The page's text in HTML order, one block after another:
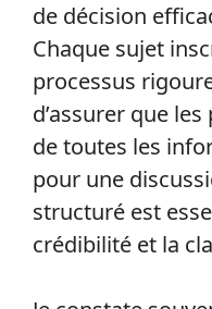
de décision
Chaque sujet
processus
d’assurer que
de toutes les
pour une
structuré est
crédibilité et la